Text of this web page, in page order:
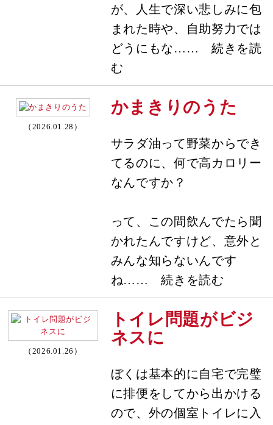
が、人生で深い悲しみに包
まれた時や、自助努力では
どうにもな…… 続きを読
む
（2026.01.28）
かまきりのうた
サラダ油って野菜からでき
てるのに、何で高カロリー
なんですか？
って、この間飲んでたら聞
かれたんですけど、意外と
みんな知らないんです
ね…… 続きを読む
（2026.01.26）
トイレ問題がビジ
ネスに
ぼくは基本的に自宅で完璧
に排便をしてから出かける
ので、外の個室トイレに入